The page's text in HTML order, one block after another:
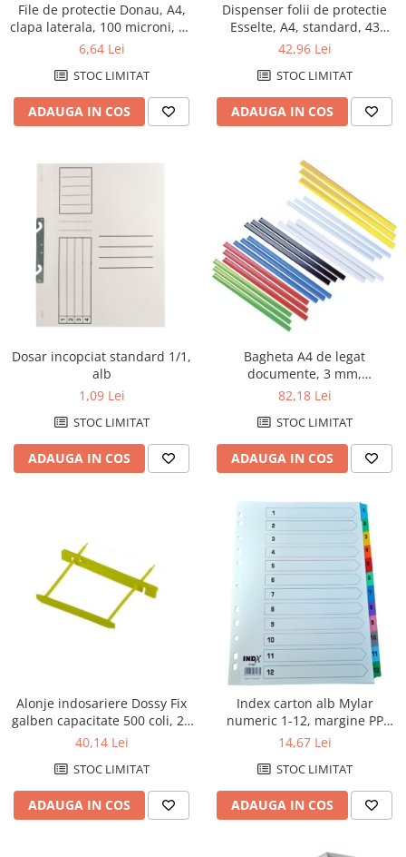
Instrumente de scris si corectura
Corectoare
Creioane mecanice
Instrumente de scris de lux
Linere
Markere pe baza de vopsea
Markere pentru CD/DVD
Markere pentru desen tehnic
Markere pentru flipchart
Markere pentru textile
Markere permanente
Markere speciale
Pixuri cu gel
Pixuri cu mecanism
Pixuri fara mecanism
Stilouri si rezerve
Display-uri de prezentare si afisare
Ecusoane si accesorii
Flipcharturi si accesorii
Focus touch
Hartie flipchart
File de protectie Donau, A4,
clapa laterala, 100 microni, 10
bucati/set
6,64 Lei
STOC LIMITAT
ADAUGA IN COS
Dispenser folii de protectie
Esselte, A4, standard, 43
42,96 Lei
STOC LIMITAT
ADAUGA IN COS
Dosar incopciat standard 1/1,
alb
1,09 Lei
STOC LIMITAT
ADAUGA IN COS
Bagheta A4 de legat
documente, 3 mm,
100(2x50)/blister KANGARO -
82,18 Lei
STOC LIMITAT
ADAUGA IN COS
Alonje indosariere Dossy Fix
galben capacitate 500 coli, 25
buc/set
40,14 Lei
STOC LIMITAT
ADAUGA IN COS
Index carton alb Mylar
numeric 1-12, margine PP
color, A4, 190g/mp, Optima
14,67 Lei
STOC LIMITAT
ADAUGA IN COS